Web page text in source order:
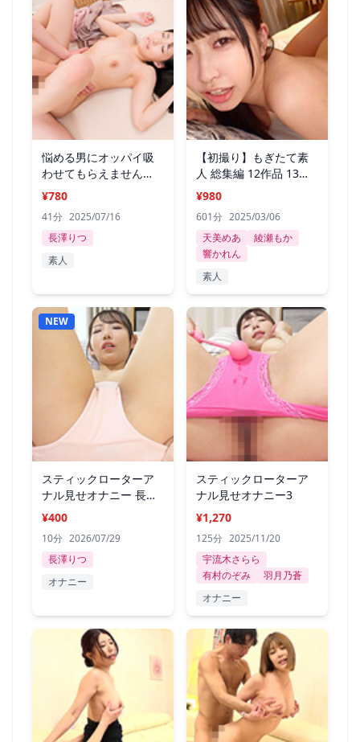
悩める男にオッパイ吸
わせてもらえません
か？長澤りつ
¥780
41分 2025/07/16
長澤りつ
素人
【初撮り】もぎたて素
人 総集編 12作品 13
SEX
¥980
601分 2025/03/06
天美めあ
綾瀬もか
響かれん
素人
NEW
スティックローターア
ナル見せオナニー 長澤
りつ
¥400
10分 2026/07/29
長澤りつ
オナニー
スティックローターア
ナル見せオナニー3
¥1,270
125分 2025/11/20
宇流木さらら
有村のぞみ
羽月乃蒼
オナニー